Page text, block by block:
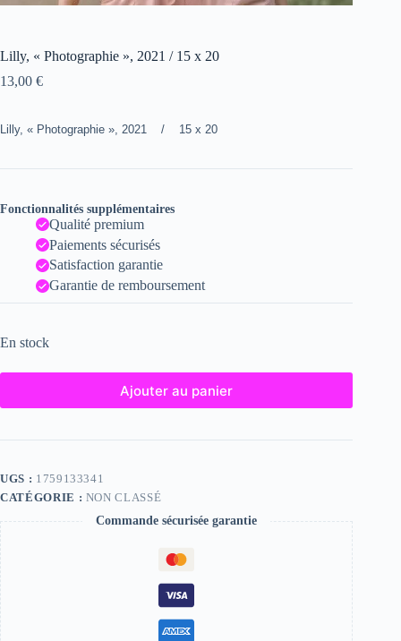
Lilly, « Photographie », 2021 / 15 x 20
13,00 €
Lilly, « Photographie », 2021 / 15 x 20
Fonctionnalités supplémentaires
Qualité premium
Paiements sécurisés
Satisfaction garantie
Garantie de remboursement
En stock
Ajouter au panier
UGS : 1759133341
CATÉGORIE : NON CLASSÉ
Commande sécurisée garantie